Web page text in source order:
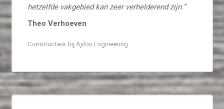
hetzelfde vakgebied kan zeer verhelderend zijn.”
Theo Verhoeven
Constructeur bij Ajilon Engineering